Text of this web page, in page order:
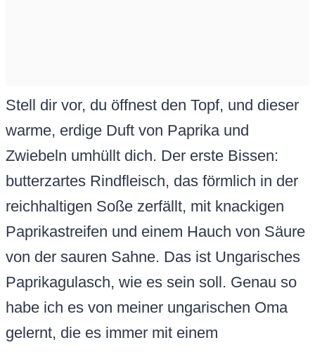
Stell dir vor, du öffnest den Topf, und dieser
warme, erdige Duft von Paprika und
Zwiebeln umhüllt dich. Der erste Bissen:
butterzartes Rindfleisch, das förmlich in der
reichhaltigen Soße zerfällt, mit knackigen
Paprikastreifen und einem Hauch von Säure
von der sauren Sahne. Das ist Ungarisches
Paprikagulasch, wie es sein soll. Genau so
habe ich es von meiner ungarischen Oma
gelernt, die es immer mit einem